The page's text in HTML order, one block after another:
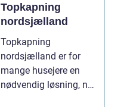
Topkapning
nordsjælland
Topkapning
nordsjælland er for
mange husejere en
nødvendig løsning, når